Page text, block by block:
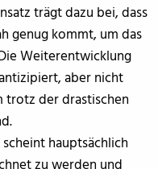
trägt dazu bei, dass
genug kommt, um das
Weiterentwicklung
aber nicht
trotz der drastischen
hauptsächlich